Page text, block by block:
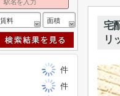
宅
リ
賃料 面積
件
件